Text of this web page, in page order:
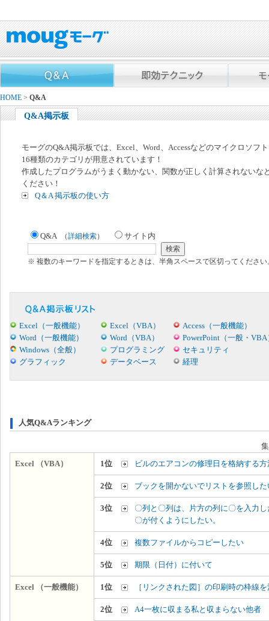
HOME > Q&A
Q&A掲示板
モーグのQ&A掲示板では、Excel、Word、Accessなどのマイクロソフ
16種類のカテゴリが用意されています！
作成したプログラムがうまく動かない、関数が正しく計算されないな
ください！
Q＆A 掲示板の使い方
Q&A （詳細検索） サイト内
※ 複数のキーワードを指定するときは、半角スペースで区切ってください
Excel（一般機能） Excel（VBA）
Access（一般機能）
Word（一般機能）
Word（VBA）
PowerPoint（一般・VBA
Windows（全般）
プログラミング
セキュリティ
グラフィック
データベース 経理
人気Q&Aランキング
Excel （VBA）
1位 ビルのエアコンの修理日を格納する方
2位 ブックを開かないでリストを参照した
3位
〇列と〇列は、片方の列に〇を入力
〇が付くようにしたい。
4位 複数ファイルからコピーしたい
5位 期限（日付）に付いて
Excel （一般機能） 1位 ［リンクされた図］の印刷時の枠線
2位 A4一枚に収まる私と収まらない他者